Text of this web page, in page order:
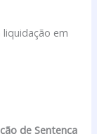
em
de Sentença